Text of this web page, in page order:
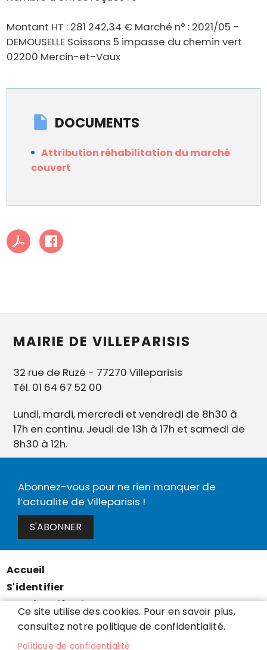
Montant HT : 281 242,34 € Marché n° : 2021/05 -
DEMOUSELLE Soissons 5 impasse du chemin vert
02200 Mercin-et-Vaux
DOCUMENTS
Attribution réhabilitation du marché
couvert
MAIRIE DE VILLEPARISIS
32 rue de Ruzé - 77270 Villeparisis
Tél. 01 64 67 52 00
Lundi, mardi, mercredi et vendredi de 8h30 à
17h en continu. Jeudi de 13h à 17h et samedi de
8h30 à 12h.
Abonnez-vous pour ne rien manquer de
l’actualité de Villeparisis !
S'ABONNER
Menu
Pied
de
page
Accueil
S'identifier
Mentions légales
Données personnelles
Ce site utilise des cookies. Pour en savoir plus,
consultez notre politique de confidentialité.
Politique de confidentialité